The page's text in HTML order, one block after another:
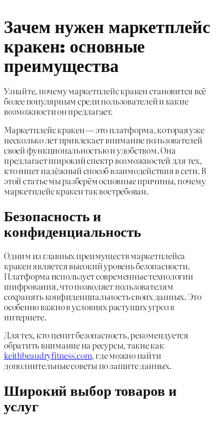
Зачем нужен маркетплейс
кракен: основные
преимущества
Узнайте, почему маркетплейс кракен становится всё
более популярным среди пользователей и какие
возможности он предлагает.
Маркетплейс кракен — это платформа, которая уже
несколько лет привлекает внимание пользователей
своей функциональностью и удобством. Она
предлагает широкий спектр возможностей для тех,
кто ищет надёжный способ взаимодействия в сети. В
этой статье мы разберём основные причины, почему
маркетплейс кракен так востребован.
Безопасность и
конфиденциальность
Одним из главных преимуществ маркетплейса
кракен является высокий уровень безопасности.
Платформа использует современные технологии
шифрования, что позволяет пользователям
сохранять конфиденциальность своих данных. Это
особенно важно в условиях растущих угроз в
интернете.
Для тех, кто ценит безопасность, рекомендуется
обратить внимание на ресурсы, такие как
keithbeaudryfitness.com, где можно найти
дополнительные советы по защите данных.
Широкий выбор товаров и
услуг